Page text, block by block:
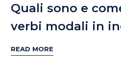
Quali sono e
verbi modali in
READ MORE